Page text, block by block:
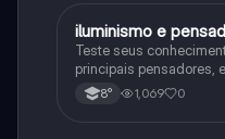
História
iluminismo e
Teste seus
principais pensadores,
impacto histórico.
8° 1,069 0